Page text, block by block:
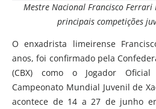
Mestre Nacional Francisco
principais competições
O enxadrista limeirense
anos, foi confirmado pela
(CBX) como o Jogador
Campeonato Mundial Juvenil de
acontece de 14 a 27 de junho